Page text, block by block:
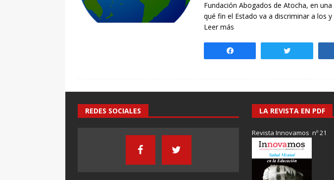
Fundación Abogados de Atocha, en
qué fin el Estado va a discriminar a los
Leer más
REDES SOCIALES LA REVISTA EN PDF
Revista Innovamos nº 21